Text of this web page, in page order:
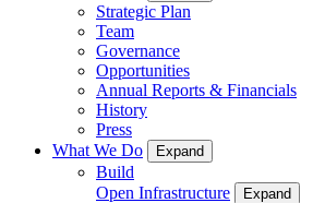
Strategic Plan
Team
Governance
Opportunities
Annual Reports & Financials
History
Press
What We Do
Expand
Build
Open Infrastructure
Expand